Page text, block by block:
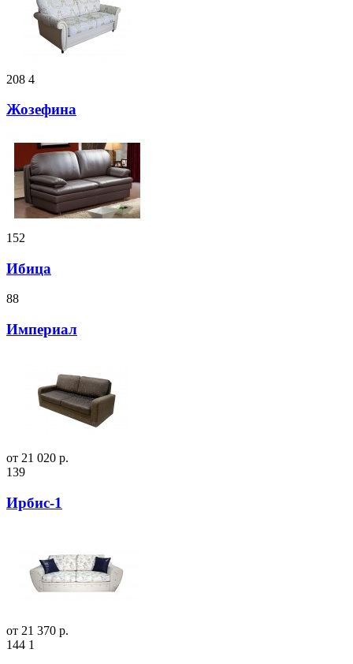
208 4
Жозефина
152
Ибица
88
Империал
от 21 020 р.
139
Ирбис-1
от 21 370 р.
144 1